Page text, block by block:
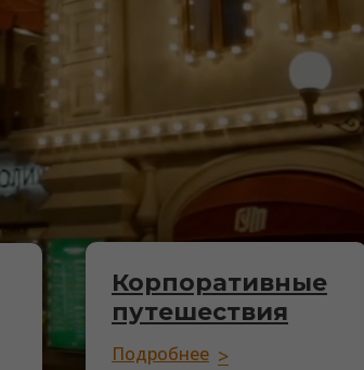
Корпоративные
путешествия
Подробнее >